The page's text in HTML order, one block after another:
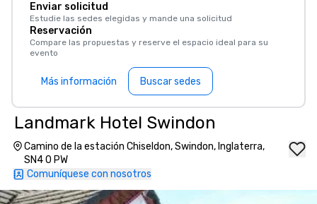
Enviar solicitud
Estudie las sedes elegidas y mande una solicitud
Reservación
Compare las propuestas y reserve el espacio ideal para su
evento
Más información Buscar sedes
Landmark Hotel Swindon
Camino de la estación Chiseldon, Swindon, Inglaterra,
SN4 0 PW
Comuníquese con nosotros